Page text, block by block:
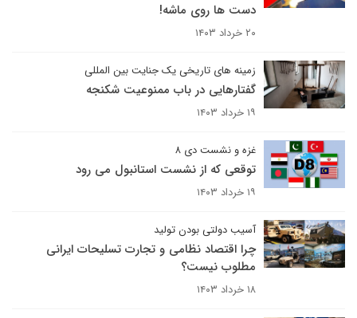
دست ها روی ماشه!
۲۰ خرداد ۱۴۰۳
زمینه های تاریخی یک جنایت بین المللی
گفتارهایی در باب ممنوعیت شکنجه
۱۹ خرداد ۱۴۰۳
غزه و نشست دی ۸
توقعی که از نشست استانبول می رود
۱۹ خرداد ۱۴۰۳
آسیب دولتی بودن تولید
چرا اقتصاد نظامی و تجارت تسلیحات ایرانی
مطلوب نیست؟
۱۸ خرداد ۱۴۰۳